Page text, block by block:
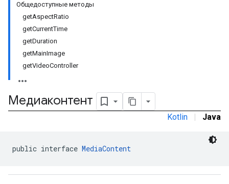
Общедоступные методы
getAspectRatio
getCurrentTime
getDuration
getMainImage
getVideoController
Медиаконтент
Kotlin | Java
public interface MediaContent